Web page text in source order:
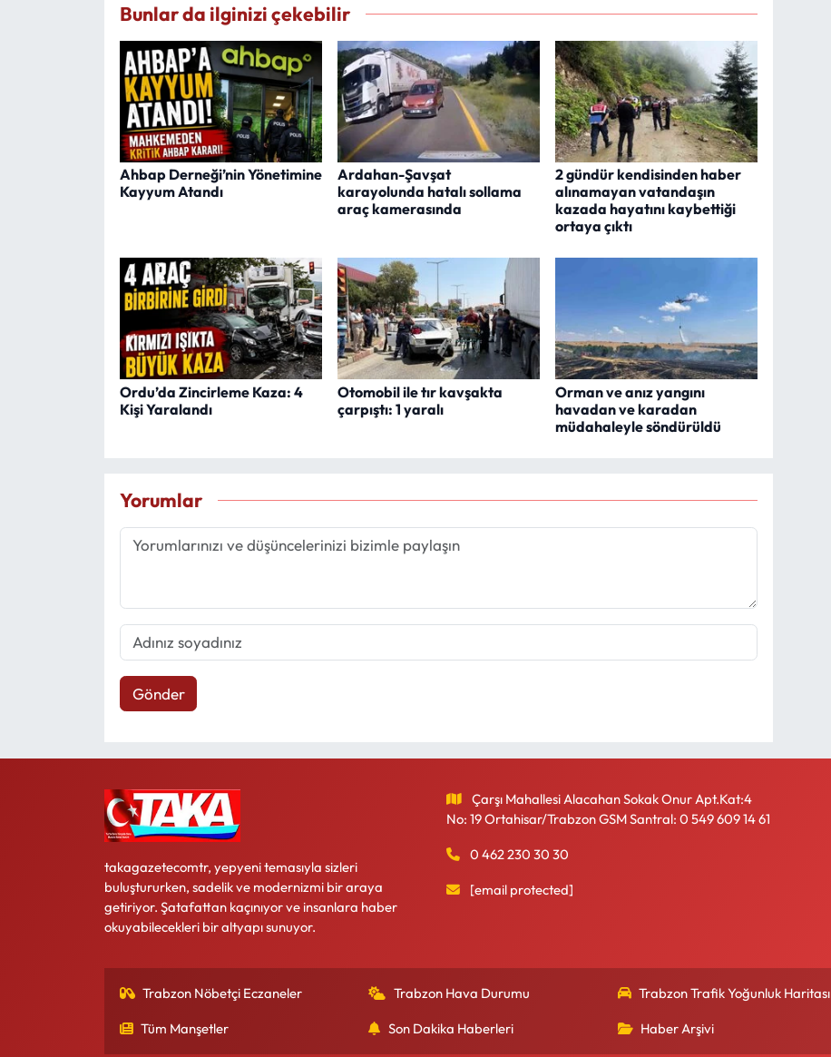
Bunlar da ilginizi çekebilir
Ahbap Derneği’nin Yönetimine
Kayyum Atandı
Ardahan-Şavşat
karayolunda hatalı sollama
araç kamerasında
2 gündür kendisinden haber
alınamayan vatandaşın
kazada hayatını kaybettiği
ortaya çıktı
Ordu’da Zincirleme Kaza: 4
Kişi Yaralandı
Otomobil ile tır kavşakta
çarpıştı: 1 yaralı
Orman ve anız yangını
havadan ve karadan
müdahaleyle söndürüldü
Yorumlar
Gönder
takagazetecomtr, yepyeni temasıyla sizleri
buluştururken, sadelik ve modernizmi bir araya
getiriyor. Şatafattan kaçınıyor ve insanlara haber
okuyabilecekleri bir altyapı sunuyor.
Çarşı Mahallesi Alacahan Sokak Onur Apt.Kat:4
No: 19 Ortahisar/Trabzon GSM Santral: 0 549 609 14 61
0 462 230 30 30
[email protected]
Trabzon Nöbetçi Eczaneler Trabzon Hava Durumu Trabzon Trafik Yoğunluk Haritası
Tüm Manşetler Son Dakika Haberleri Haber Arşivi